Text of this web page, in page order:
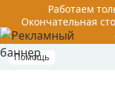
Работаем
Окончательная
Помощь